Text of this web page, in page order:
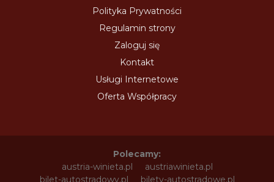
Polityka Prywatności
Regulamin strony
Zaloguj się
Kontakt
Usługi Internetowe
Oferta Współpracy
Polecamy:
austria-winieta.pl
austriawinieta.pl
bilet-autostradowy.pl
bilety-autostradowe.pl